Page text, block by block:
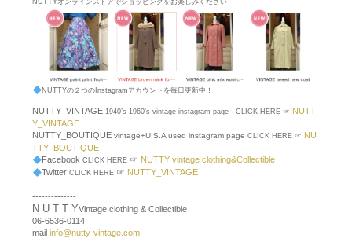
NUTTYの２つのInstagramアカウントを毎日更新中！
NUTTY_VINTAGE 1940’s-1960’s vintage instagram page CLICK HERE ☞ NUTT
Y_VINTAGE
NUTTY_BOUTIQUE vintage+U.S.A used instagram pageCLICK HERE ☞ NU
TTY_BOUTIQUE
Facebook CLICK HERE ☞ NUTTY vintage clothing&Collectible
Twitter CLICK HERE ☞ NUTTY_VINTAGE
-------------------------------------------------------------------------------------------
--------------
N U T T YVintage clothing & Collectible
06-6536-0114
mailinfo@nutty-vintage.com